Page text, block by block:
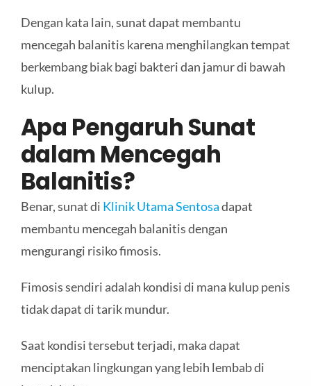
Dengan kata lain, sunat dapat membantu
mencegah balanitis karena menghilangkan tempat
berkembang biak bagi bakteri dan jamur di bawah
kulup.
Apa Pengaruh Sunat
dalam Mencegah
Balanitis?
Benar, sunat di Klinik Utama Sentosadapat
membantu mencegah balanitis dengan
mengurangi risiko fimosis.
Fimosis sendiri adalah kondisi di mana kulup penis
tidak dapat di tarik mundur.
Saat kondisi tersebut terjadi, maka dapat
menciptakan lingkungan yang lebih lembab di